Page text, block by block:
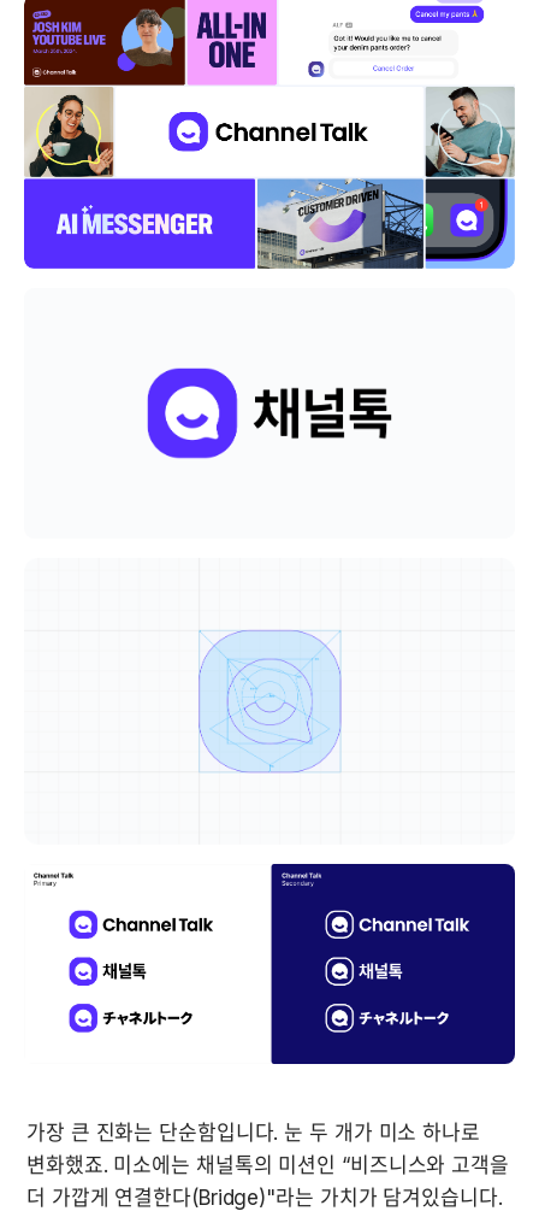
가장 큰 진화는 단순함입니다. 눈 두 개가 미소 하나로
변화했죠. 미소에는 채널톡의 미션인 “비즈니스와 고객을
더 가깝게 연결한다(Bridge)"라는 가치가 담겨있습니다.